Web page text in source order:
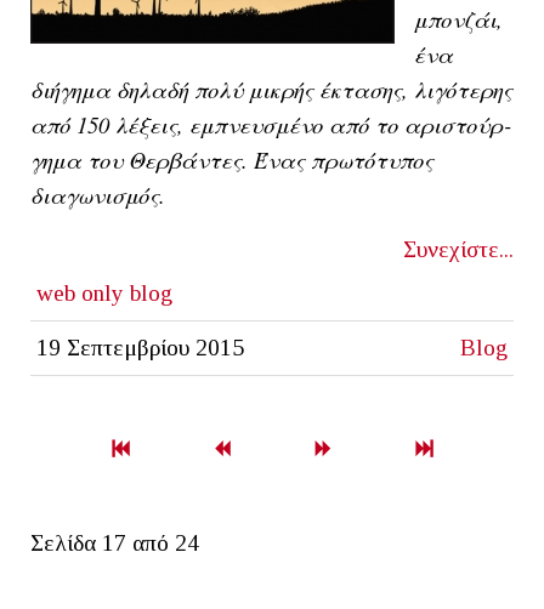
μπον­ζά­ι,
ένα
διήγημα δηλαδή πολύ μικρής έκτασης, λιγότερης
από 150 λέξεις, εμ­πνευ­σμέ­νο α­πό το α­ρι­στούρ­
γη­μα του Θερ­βάν­τες. Ένας πρωτότυπος
διαγωνισμός.
Συνεχίστε...
web only blog
19 Σεπτεμβρίου 2015 Blog
Σελίδα 17 από 24